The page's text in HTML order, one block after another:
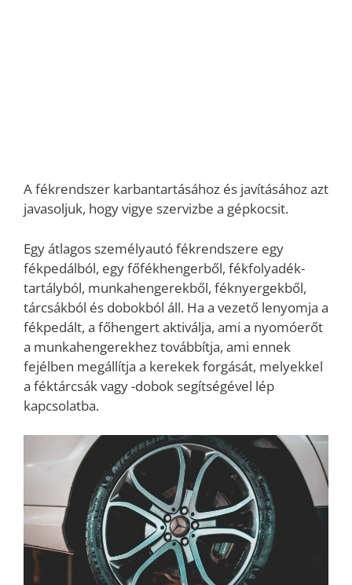
A fékrendszer karbantartásához és javításához azt
javasoljuk, hogy vigye szervizbe a gépkocsit.
Egy átlagos személyautó fékrendszere egy
fékpedálból, egy főfékhengerből, fékfolyadék-
tartályból, munkahengerekből, féknyergekből,
tárcsákból és dobokból áll. Ha a vezető lenyomja a
fékpedált, a főhengert aktiválja, ami a nyomóerőt
a munkahengerekhez továbbítja, ami ennek
fejélben megállítja a kerekek forgását, melyekkel
a féktárcsák vagy -dobok segítségével lép
kapcsolatba.